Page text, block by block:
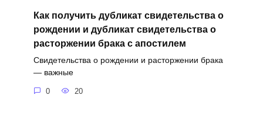
Как получить дубликат свидетельства о
рождении и дубликат свидетельства о
расторжении брака с апостилем
Свидетельства о рождении и расторжении брака
— важные
0 20